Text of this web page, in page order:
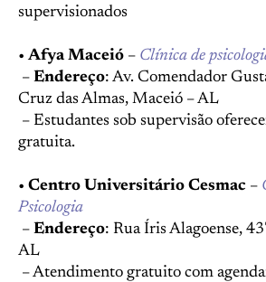
supervisionados
• Afya Maceió – Clínica de
– Endereço: Av. Comendador
Cruz das Almas, Maceió – AL
– Estudantes sob supervisão
gratuita.
• Centro Universitário Cesmac –
Psicologia
– Endereço: Rua Íris Alagoense,
AL
– Atendimento gratuito com